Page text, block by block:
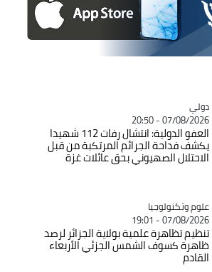
Catégorie
دولي
07/08/2026 - 20:50
العفو الدولية: انتشال رفات 112 شهيدا
يكشف فداحة الجرائم المرتكبة من قبل
الاحتلال الصهيوني بحق عائلات غزة
Catégorie
علوم وتكنولوجيا
07/08/2026 - 19:01
تنظيم تظاهرة علمية بولاية الجزائر لرصد
ظاهرة كسوف الشمس الجزئي الأربعاء
القادم